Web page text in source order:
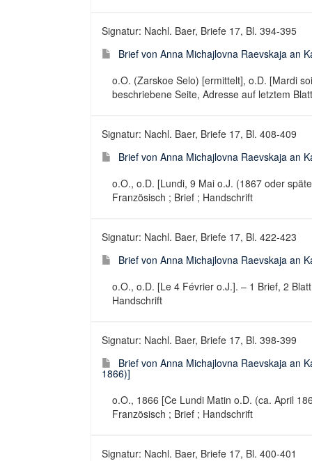
Signatur: Nachl. Baer, Briefe 17, Bl. 394-395
Brief von Anna Michajlovna Raevskaja an
o.O. (Zarskoe Selo) [ermittelt], o.D. [Mardi
beschriebene Seite, Adresse auf letztem
Signatur: Nachl. Baer, Briefe 17, Bl. 408-409
Brief von Anna Michajlovna Raevskaja an
o.O., o.D. [Lundi, 9 Mai o.J. (1867 oder
Französisch ; Brief ; Handschrift
Signatur: Nachl. Baer, Briefe 17, Bl. 422-423
Brief von Anna Michajlovna Raevskaja an
o.O., o.D. [Le 4 Février o.J.]. – 1 Brief, 2
Handschrift
Signatur: Nachl. Baer, Briefe 17, Bl. 398-399
Brief von Anna Michajlovna Raevskaja an
1866)]
o.O., 1866 [Ce Lundi Matin o.D. (ca. April
Französisch ; Brief ; Handschrift
Signatur: Nachl. Baer, Briefe 17, Bl. 400-401